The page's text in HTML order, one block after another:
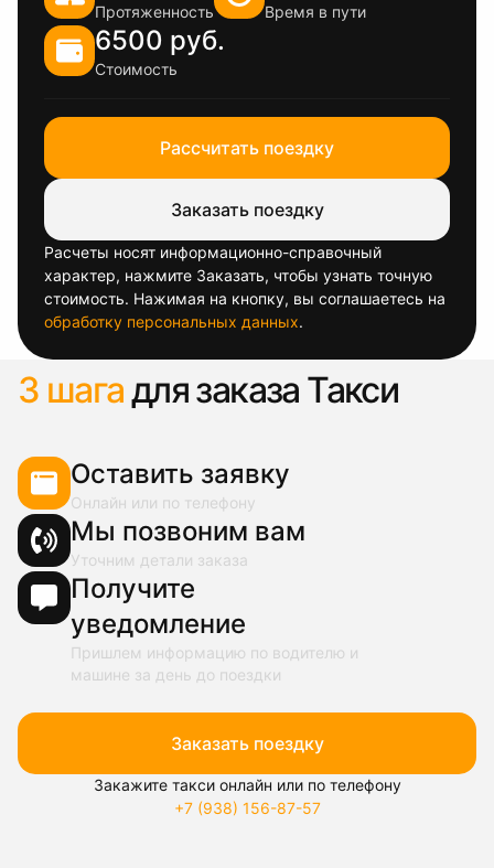
Протяженность Время в пути
6500 руб.
Стоимость
Рассчитать поездку
Заказать поездку
Расчеты носят информационно-справочный
характер, нажмите Заказать, чтобы узнать точную
стоимость. Нажимая на кнопку, вы соглашаетесь на
обработку персональных данных.
3 шагадля заказа Такси
Оставить заявку
Онлайн или по телефону
Мы позвоним вам
Уточним детали заказа
Получите
уведомление
Пришлем информацию по водителю и
машине за день до поездки
Заказать поездку
Закажите такси онлайн или по телефону
+7 (938) 156-87-57